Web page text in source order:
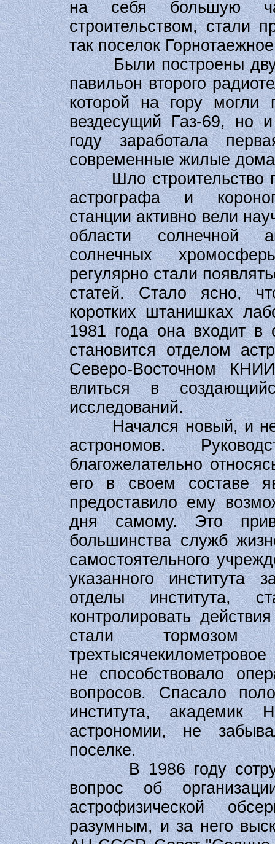
на себя большую
строительством, стали
так поселок
Были построены
павильон второго
которой на гору могли
вездесущий Газ-69, но
году заработала
современные жилые
Шло строительство
астрографа и
станции активно вели
области солнечной
солнечных
регулярно стали
статей. Стало ясно,
коротких штанишках
1981 года она входит в
становится отделом
Северо-Восточном
влиться в
исследований.
Начался новый, и не
астрономов.
благожелательно
его в своем составе
предоставило ему
дня самому. Это
большинства служб
самостоятельного
указанного института
отделы института,
контролировать
стали
не способствовало
вопросов. Спасало
института, академик
астрономии, не
поселке.
В 1986 году
вопрос об
астрофизической
разумным, и за него